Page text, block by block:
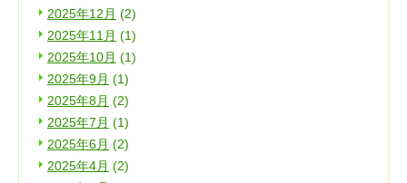
2025年12月 (2)
2025年11月 (1)
2025年10月 (1)
2025年9月 (1)
2025年8月 (2)
2025年7月 (1)
2025年6月 (2)
2025年4月 (2)